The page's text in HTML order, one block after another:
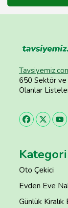
650 Sektör ve
Olanlar
Oto Çekici
Evden Eve
Günlük Kiralık